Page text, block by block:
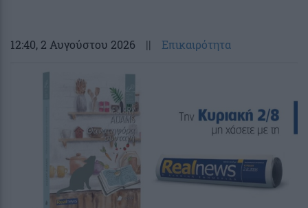
12:40, 2 Αυγούστου 2026 || Επικαιρότητα